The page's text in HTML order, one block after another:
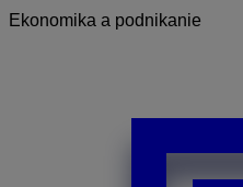
Ekonomika a podnikanie